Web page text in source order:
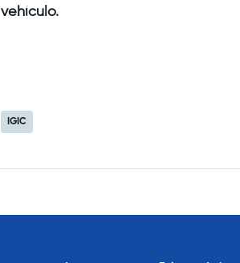
vehículo.
IGIC